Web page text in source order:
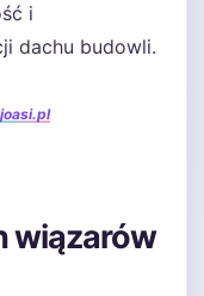
i
dachu budowli.
wiązarów